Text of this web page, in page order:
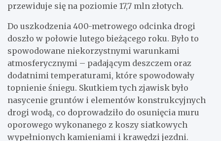
przewiduje się na poziomie 17,7 mln złotych.
Do uszkodzenia 400-metrowego odcinka drogi
doszło w połowie lutego bieżącego roku. Było to
spowodowane niekorzystnymi warunkami
atmosferycznymi – padającym deszczem oraz
dodatnimi temperaturami, które spowodowały
topnienie śniegu. Skutkiem tych zjawisk było
nasycenie gruntów i elementów konstrukcyjnych
drogi wodą, co doprowadziło do osunięcia muru
oporowego wykonanego z koszy siatkowych
wypełnionych kamieniami i krawędzi jezdni.